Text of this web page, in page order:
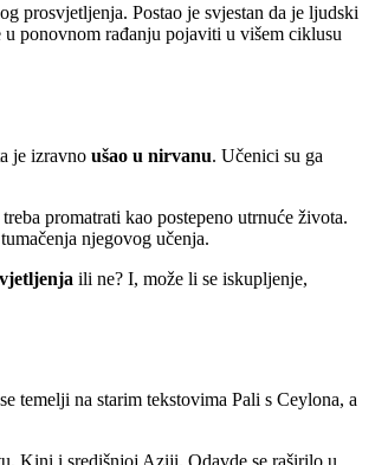
prosvjetljenja. Postao je svjestan da je ljudski
u ponovnom rađanju pojaviti u višem ciklusu
je izravno ušao u nirvanu. Učenici su ga
promatrati kao postepeno utrnuće života.
njegovog učenja.
ili ne? I, može li se iskupljenje,
temelji na starim tekstovima Pali s Ceylona, a